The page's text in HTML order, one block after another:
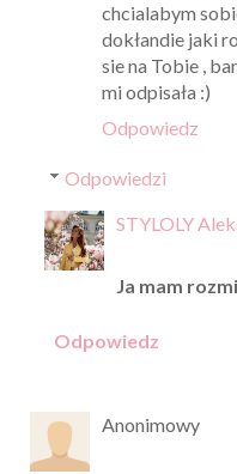
chcialabym
dokłandie jaki
sie na Tobie ,
mi odpisała :)
Odpowiedz
Odpowiedzi
STYLOLY
Ja mam
Odpowiedz
Anonimowy